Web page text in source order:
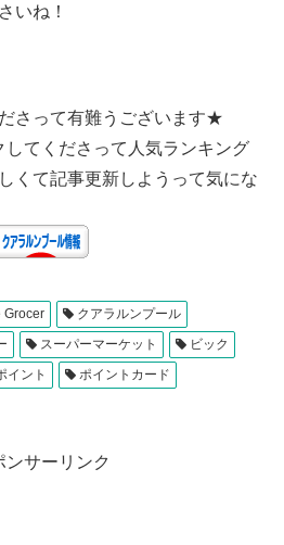
いね！
さって有難うございます★
してくださって人気ランキング
くて記事更新しようって気にな
Grocer
クアラルンプール
スーパーマーケット
ビック
イント
ポイントカード
ンサーリンク